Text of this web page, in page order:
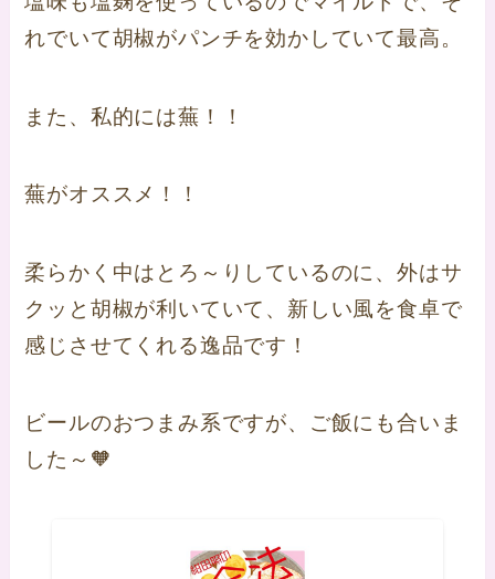
れでいて胡椒がパンチを効かしていて最高。
また、私的には蕪！！
蕪がオススメ！！
柔らかく中はとろ～りしているのに、外はサ
クッと胡椒が利いていて、新しい風を食卓で
感じさせてくれる逸品です！
ビールのおつまみ系ですが、ご飯にも合いま
した～🧡